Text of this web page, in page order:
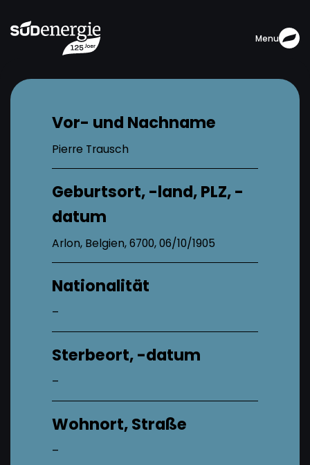
Menu
Vor- und Nachname
Pierre Trausch
Geburtsort, -land, PLZ, -
datum
Arlon, Belgien, 6700, 06/10/1905
Nationalität
–
Sterbeort, -datum
–
Wohnort, Straße
–